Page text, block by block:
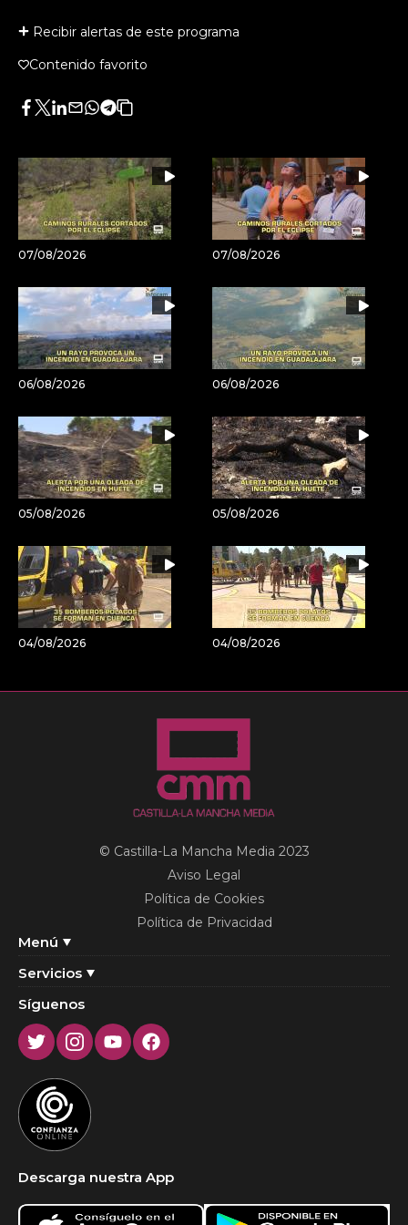
Recibir alertas de este programa
Contenido favorito
Facebook
Twitter
LinkedIn
Enviar
Whatsapp
Telegram
Copiar
artículo
07/08/2026 07/08/2026
06/08/2026 06/08/2026
05/08/2026 05/08/2026
04/08/2026 04/08/2026
Menú
Servicios
© Castilla-La Mancha Media 2023
Aviso Legal
Política de Cookies
Política de Privacidad
Síguenos
TwitterInstagram
YoutubeFacebook
Descarga nuestra App